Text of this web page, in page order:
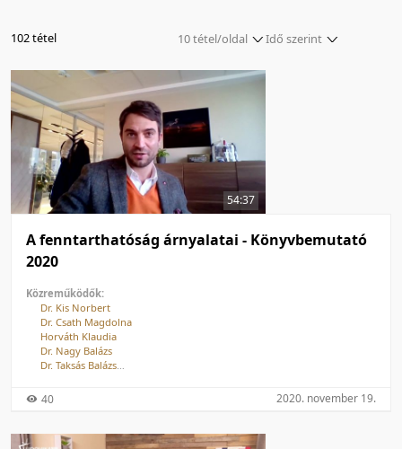
Idő szerint
Értékelés szerint
102 tétel
10 tétel/oldal
5 tétel/oldal
20 tétel/oldal
50 tétel/oldal
100 tétel/oldal
54:37
A fenntarthatóság árnyalatai - Könyvbemutató
2020
Közreműködők:
Dr. Kis Norbert
Dr. Csath Magdolna
Horváth Klaudia
Dr. Nagy Balázs
Dr. Taksás Balázs
Krakkó Ákos
40 2020. november 19.